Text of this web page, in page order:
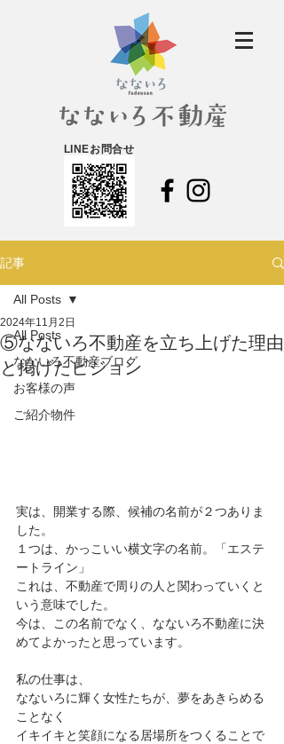
LINEお問合せ
記事
All Posts
なないろ不動産ブログ
お客様の声
ご紹介物件
All Posts
⑤なないろ不動産を立ち上げた理由
と掲げたビジョン
2024年11月2日
実は、開業する際、候補の名前が２つありま
した。
１つは、かっこいい横文字の名前。「エステ
ートライン」
これは、不動産で周りの人と関わっていくと
いう意味でした。
今は、この名前でなく、なないろ不動産に決
めてよかったと思っています。
私の仕事は、
なないろに輝く女性たちが、夢をあきらめる
ことなく
イキイキと笑顔になる居場所をつくることで